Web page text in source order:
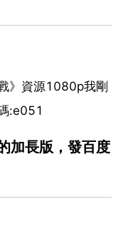
》資源1080p我剛
:e051
加長版，發百度